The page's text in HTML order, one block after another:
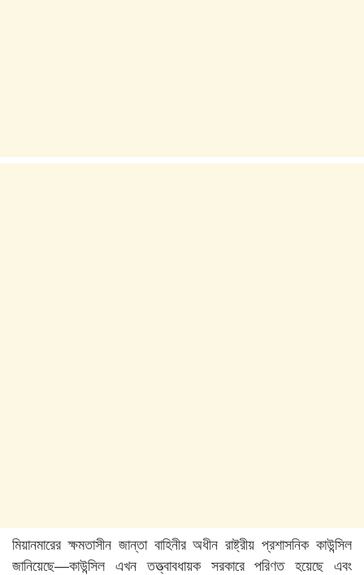
মিয়ানমারের ক্ষমতাসীন জান্তা বাহিনীর অধীন রাষ্ট্রীয় প্রশাসনিক কাউন্সিল
জানিয়েছে—কাউন্সিল এখন তত্ত্বাবধায়ক সরকারে পরিণত হয়েছে এবং